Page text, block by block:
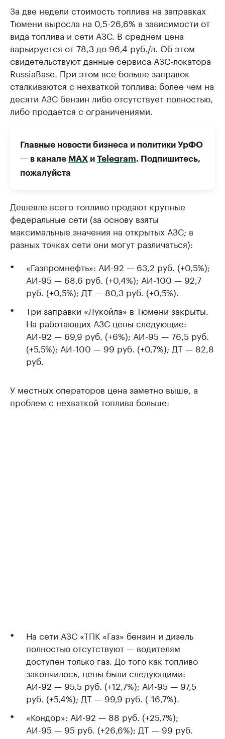
За две недели стоимость топлива на заправках
Тюмени выросла на 0,5-26,6% в зависимости от
вида топлива и сети АЗС. В среднем цена
варьируется от 78,3 до 96,4 руб./л. Об этом
свидетельствуют данные сервиса АЗС-локатора
RussiaBase. При этом все больше заправок
сталкиваются с нехваткой топлива: более чем на
десяти АЗС бензин либо отсутствует полностью,
либо продается с ограничениями.
Главные новости бизнеса и политики УрФО
— в канале МАХ и Telegram. Подпишитесь,
пожалуйста
Дешевле всего топливо продают крупные
федеральные сети (за основу взяты
максимальные значения на открытых АЗС; в
разных точках сети они могут различаться):
«Газпромнефть»: АИ-92 — 63,2 руб. (+0,5%);
АИ-95 — 68,6 руб. (+0,4%); АИ-100 — 92,7
руб. (+0,5%); ДТ — 80,3 руб. (+0,5%).
Три заправки «Лукойла» в Тюмени закрыты.
На работающих АЗС цены следующие:
АИ-92 — 69,9 руб. (+6%); АИ-95 — 76,5 руб.
(+5,5%); АИ-100 — 99 руб. (+0,7%); ДТ — 82,8
руб.
У местных операторов цена заметно выше, а
проблем с нехваткой топлива больше:
На сети АЗС «ТПК «Газ» бензин и дизель
полностью отсутствуют — водителям
доступен только газ. До того как топливо
закончилось, цены были следующими:
АИ-92 — 95,5 руб. (+12,7%); АИ-95 — 97,5
руб. (+5,4%); ДТ — 99,9 руб. (-16,7%).
«Кондор»: АИ-92 — 88 руб. (+25,7%);
АИ-95 — 95 руб. (+26,6%); ДТ — 99 руб.